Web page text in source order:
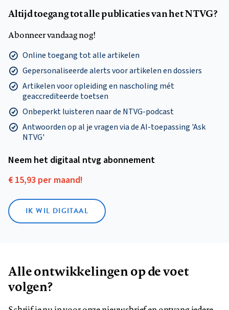
Altijd toegang tot alle publicaties van het NTVG?
Abonneer vandaag nog!
Online toegang tot alle artikelen
Gepersonaliseerde alerts voor artikelen en dossiers
Artikelen voor opleiding en nascholing mét
geaccrediteerde toetsen
Onbeperkt luisteren naar de NTVG-podcast
Antwoorden op al je vragen via de AI-toepassing 'Ask
NTVG'
Neem het digitaal ntvg abonnement
€ 15,93 per maand!
IK WIL DIGITAAL
Alle ontwikkelingen op de voet
volgen?